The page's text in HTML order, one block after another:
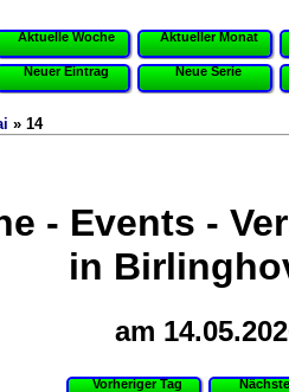
Aktuelle Woche Aktueller Monat
Neuer Eintrag Neue Serie
» 14
- Events -
in
am
Vorheriger Tag